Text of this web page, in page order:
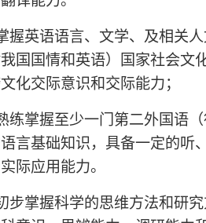
握英语语言、文学、及相关
国国情和英语）国家社会文
化交际意识和交际能力；
练掌握至少一门第二外国语
言基础知识，具备一定的听
际应用能力。
步掌握科学的思维方法和研